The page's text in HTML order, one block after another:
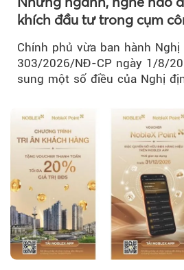
khích đầu tư trong cụm
Chính phủ vừa ban hành Nghị
303/2026/NĐ-CP ngày 1/8/
sung một số điều của Nghị